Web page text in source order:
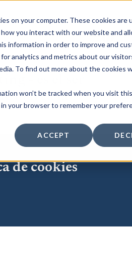
on your computer. These cookies are
you interact with our website and
information in order to improve and
analytics and metrics about our
To find out more about the cookies
won’t be tracked when you visit
your browser to remember your
ACCEPT
- es el ser
marca la
de cookies